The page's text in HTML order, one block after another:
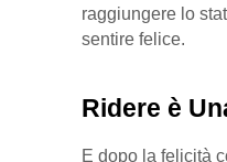
raggiungere lo
sentire felice.
Ridere è
E dopo la felicità